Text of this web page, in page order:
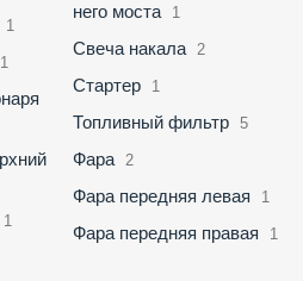
1
1
1
него моста
1
Свеча накала 2
Стартер 1
Топливный фильтр 5
Фара 2
Фара передняя левая 1
Фара передняя правая 1